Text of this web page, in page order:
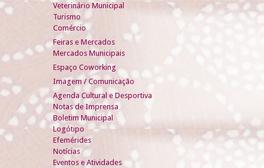
Veterinário Municipal
Turismo
Comércio
Feiras e Mercados
Mercados Municipais
Espaço Coworking
Imagem / Comunicação
Agenda Cultural e Desportiva
Notas de Imprensa
Boletim Municipal
Logótipo
Efemérides
Notícias
Eventos e Atividades